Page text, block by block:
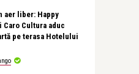
aer liber: Happy
Caro Cultura aduc
pe terasa Hotelului